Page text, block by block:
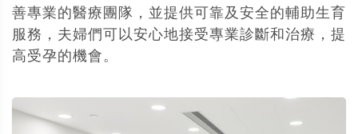
善專業的醫療團隊，並提供可靠及安全的輔助生育
服務，夫婦們可以安心地接受專業診斷和治療，提
高受孕的機會。